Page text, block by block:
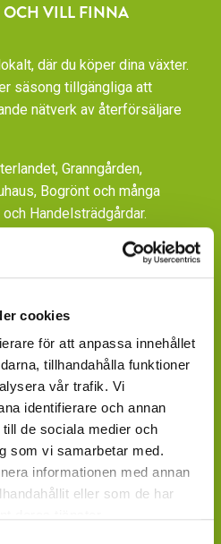
cookies
för att anpassa innehållet
tillhandahålla funktioner
vår trafik. Vi
identifierare och annan
de sociala medier och
som vi samarbetar med.
informationen med annan
eller som de har
VILL FINNA
där du köper dina växter.
säsong tillgängliga att
nätverk av återförsäljare
Granngården,
Bogrönt och många
Handelsträdgårdar.
och Livsstilsbutiker
säljare på Mäster Grön.
- sänd ett mail till